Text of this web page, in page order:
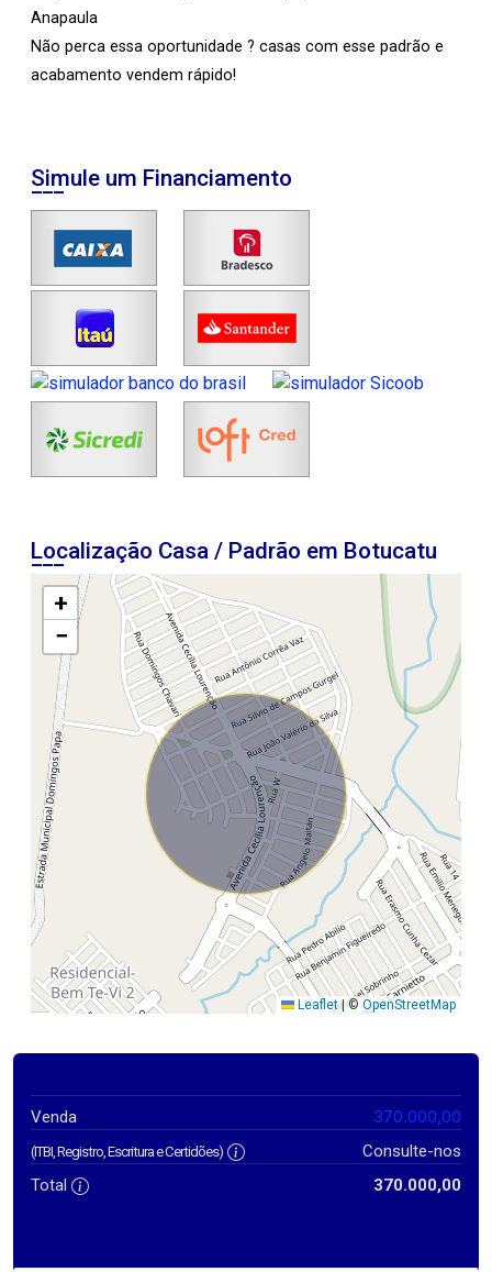
Anapaula
Não perca essa oportunidade ? casas com esse padrão e
acabamento vendem rápido!
Simule um Financiamento
Localização Casa / Padrão em Botucatu
+
−
Leaflet |© OpenStreetMap
Venda 370.000,00
(ITBI, Registro, Escritura e Certidões)
Consulte-nos
Total
370.000,00